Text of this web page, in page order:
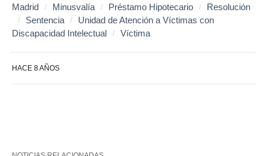
Madrid
Minusvalía Préstamo Hipotecario
Resolución
Sentencia
Unidad de Atención a Víctimas con
Discapacidad Intelectual
Víctima
HACE 8 AÑOS